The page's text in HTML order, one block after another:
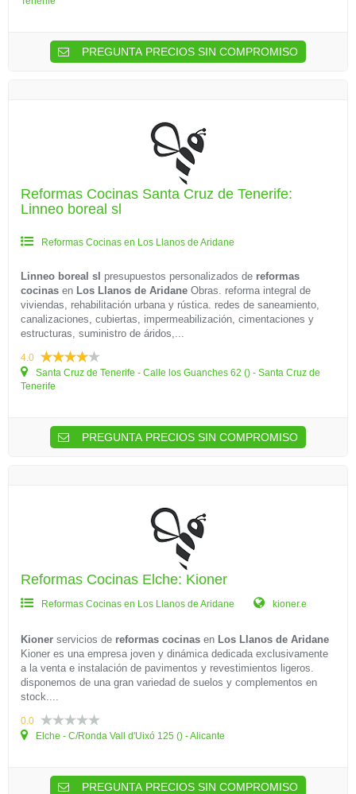
PREGUNTA PRECIOS SIN COMPROMISO
Reformas Cocinas Santa Cruz de Tenerife:
Linneo boreal sl
Reformas Cocinas en Los Llanos de Aridane
Linneo boreal sl presupuestos personalizados de reformas
cocinas en Los Llanos de Aridane Obras. reforma integral de
viviendas, rehabilitación urbana y rústica. redes de saneamiento,
canalizaciones, cubiertas, impermeabilización, cimentaciones y
estructuras, suministro de áridos,...
4.0
Santa Cruz de Tenerife - Calle los Guanches 62 () - Santa Cruz de
Tenerife
PREGUNTA PRECIOS SIN COMPROMISO
Reformas Cocinas Elche: Kioner
Reformas Cocinas en Los Llanos de Aridane kioner.e
Kioner servicios de reformas cocinas en Los Llanos de Aridane
Kioner es una empresa joven y dinámica dedicada exclusivamente
a la venta e instalación de pavimentos y revestimientos ligeros.
disponemos de una gran variedad de suelos y complementos en
stock....
0.0
Elche - C/Ronda Vall d'Uixó 125 () - Alicante
PREGUNTA PRECIOS SIN COMPROMISO